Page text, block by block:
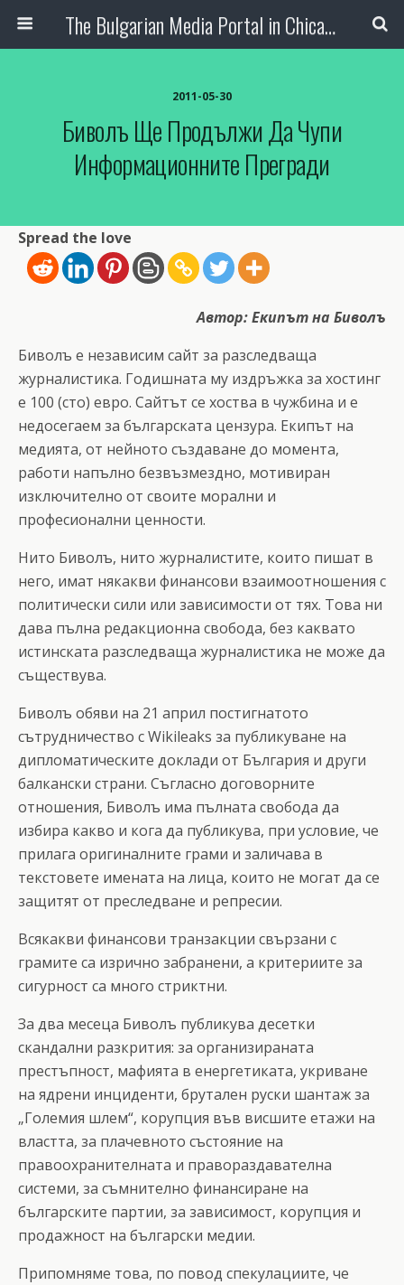
The Bulgarian Media Portal in Chicago
2011-05-30
Биволъ Ще Продължи Да Чупи
Информационните Прегради
Spread the love
Автор: Екипът на Биволъ
Биволъ е независим сайт за разследваща
журналистика. Годишната му издръжка за хостинг
е 100 (сто) евро. Сайтът се хоства в чужбина и е
недосегаем за българската цензура. Екипът на
медията, от нейното създаване до момента,
работи напълно безвъзмездно, мотивиран
изключително от своите морални и
професионални ценности.
Нито Биволъ, нито журналистите, които пишат в
него, имат някакви финансови взаимоотношения с
политически сили или зависимости от тях. Това ни
дава пълна редакционна свобода, без каквато
истинската разследваща журналистика не може да
съществува.
Биволъ обяви на 21 април постигнатото
сътрудничество с Wikileaks за публикуване на
дипломатическите доклади от България и други
балкански страни. Съгласно договорните
отношения, Биволъ има пълната свобода да
избира какво и кога да публикува, при условие, че
прилага оригиналните грами и заличава в
текстовете имената на лица, които не могат да се
защитят от преследване и репресии.
Всякакви финансови транзакции свързани с
грамите са изрично забранени, а критериите за
сигурност са много стриктни.
За два месеца Биволъ публикува десетки
скандални разкрития: за организираната
престъпност, мафията в енергетиката, укриване
на ядрени инциденти, брутален руски шантаж за
„Големия шлем“, корупция във висшите етажи на
властта, за плачевното състояние на
правоохранителната и правораздавателна
системи, за съмнително финансиране на
българските партии, за зависимост, корупция и
продажност на български медии.
Припомняме това, по повод спекулациите, че